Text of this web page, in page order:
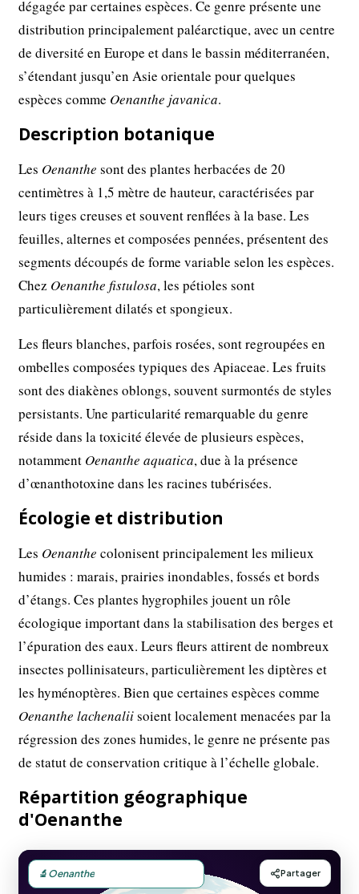
dégagée par certaines espèces. Ce genre présente une
distribution principalement paléarctique, avec un centre
de diversité en Europe et dans le bassin méditerranéen,
s’étendant jusqu’en Asie orientale pour quelques
espèces comme Oenanthe javanica.
Description botanique
Les Oenanthe sont des plantes herbacées de 20
centimètres à 1,5 mètre de hauteur, caractérisées par
leurs tiges creuses et souvent renflées à la base. Les
feuilles, alternes et composées pennées, présentent des
segments découpés de forme variable selon les espèces.
Chez Oenanthe fistulosa, les pétioles sont
particulièrement dilatés et spongieux.
Les fleurs blanches, parfois rosées, sont regroupées en
ombelles composées typiques des Apiaceae. Les fruits
sont des diakènes oblongs, souvent surmontés de styles
persistants. Une particularité remarquable du genre
réside dans la toxicité élevée de plusieurs espèces,
notamment Oenanthe aquatica, due à la présence
d’œnanthotoxine dans les racines tubérisées.
Écologie et distribution
Les Oenanthe colonisent principalement les milieux
humides : marais, prairies inondables, fossés et bords
d’étangs. Ces plantes hygrophiles jouent un rôle
écologique important dans la stabilisation des berges et
l’épuration des eaux. Leurs fleurs attirent de nombreux
insectes pollinisateurs, particulièrement les diptères et
les hyménoptères. Bien que certaines espèces comme
Oenanthe lachenaliisoient localement menacées par la
régression des zones humides, le genre ne présente pas
de statut de conservation critique à l’échelle globale.
Répartition géographique
d'Oenanthe